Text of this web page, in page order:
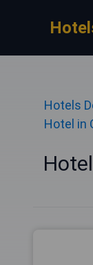
Hotels
Hotel in